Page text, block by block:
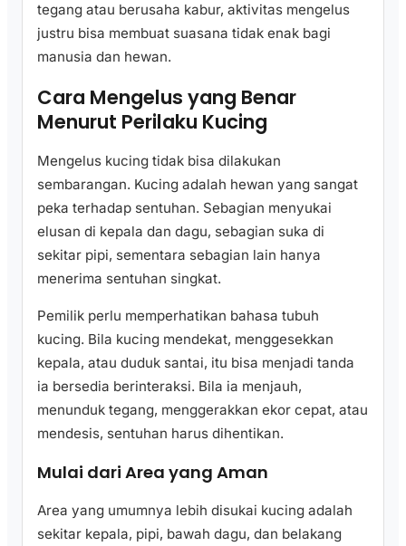
tegang atau berusaha kabur, aktivitas mengelus
justru bisa membuat suasana tidak enak bagi
manusia dan hewan.
Cara Mengelus yang Benar
Menurut Perilaku Kucing
Mengelus kucing tidak bisa dilakukan
sembarangan. Kucing adalah hewan yang sangat
peka terhadap sentuhan. Sebagian menyukai
elusan di kepala dan dagu, sebagian suka di
sekitar pipi, sementara sebagian lain hanya
menerima sentuhan singkat.
Pemilik perlu memperhatikan bahasa tubuh
kucing. Bila kucing mendekat, menggesekkan
kepala, atau duduk santai, itu bisa menjadi tanda
ia bersedia berinteraksi. Bila ia menjauh,
menunduk tegang, menggerakkan ekor cepat, atau
mendesis, sentuhan harus dihentikan.
Mulai dari Area yang Aman
Area yang umumnya lebih disukai kucing adalah
sekitar kepala, pipi, bawah dagu, dan belakang